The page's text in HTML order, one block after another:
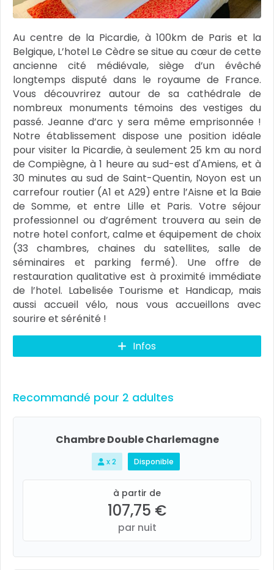
Au centre de la Picardie, à 100km de Paris et la
Belgique, L’hotel Le Cèdre se situe au cœur de cette
ancienne cité médiévale, siège d’un évêché
longtemps disputé dans le royaume de France.
Vous découvrirez autour de sa cathédrale de
nombreux monuments témoins des vestiges du
passé. Jeanne d’arc y sera même emprisonnée !
Notre établissement dispose une position idéale
pour visiter la Picardie, à seulement 25 km au nord
de Compiègne, à 1 heure au sud-est d'Amiens, et à
30 minutes au sud de Saint-Quentin, Noyon est un
carrefour routier (A1 et A29) entre l’Aisne et la Baie
de Somme, et entre Lille et Paris. Votre séjour
professionnel ou d’agrément trouvera au sein de
notre hotel confort, calme et équipement de choix
(33 chambres, chaines du satellites, salle de
séminaires et parking fermé). Une offre de
restauration qualitative est à proximité immédiate
de l’hotel. Labelisée Tourisme et Handicap, mais
aussi accueil vélo, nous vous accueillons avec
sourire et sérénité !
Infos
Recommandé pour 2 adultes
Chambre Double Charlemagne
x 2 Disponible
à partir de
107,75 €
par nuit